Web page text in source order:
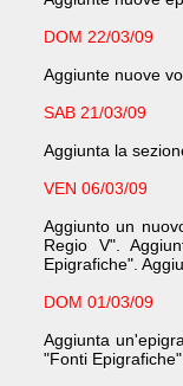
DOM 22/03/09
Aggiunte nuove
SAB 21/03/09
Aggiunta la
VEN 06/03/09
Aggiunto un
Regio V".
Epigrafiche".
DOM 01/03/09
Aggiunta
"Fonti